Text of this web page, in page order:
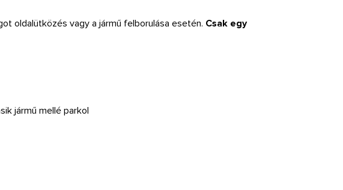
oldalütközés vagy a jármű felborulása esetén. Csak egy
jármű mellé parkol